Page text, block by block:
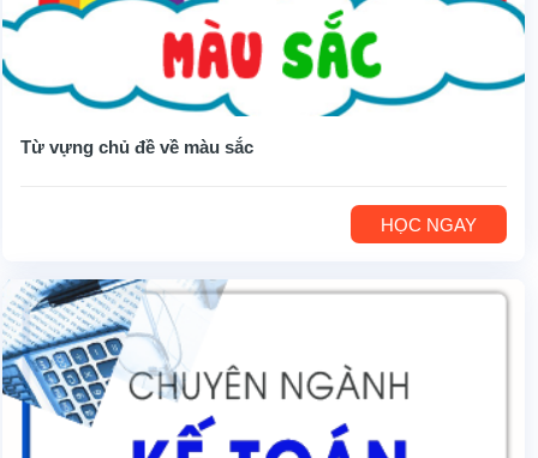
Từ vựng chủ đề về màu sắc
HỌC NGAY